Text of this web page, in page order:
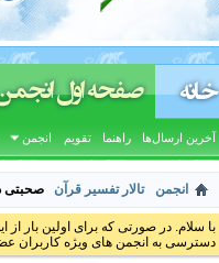
خانه صفحه اول
آخرین ارسال‌ها راهنما تقویم انجمن
انجمن تالار تفسیر قرآن صحبتی
با سلام. در صورتی که برای اولین بار از
دسترسی به انجمن های ویژه کاربران